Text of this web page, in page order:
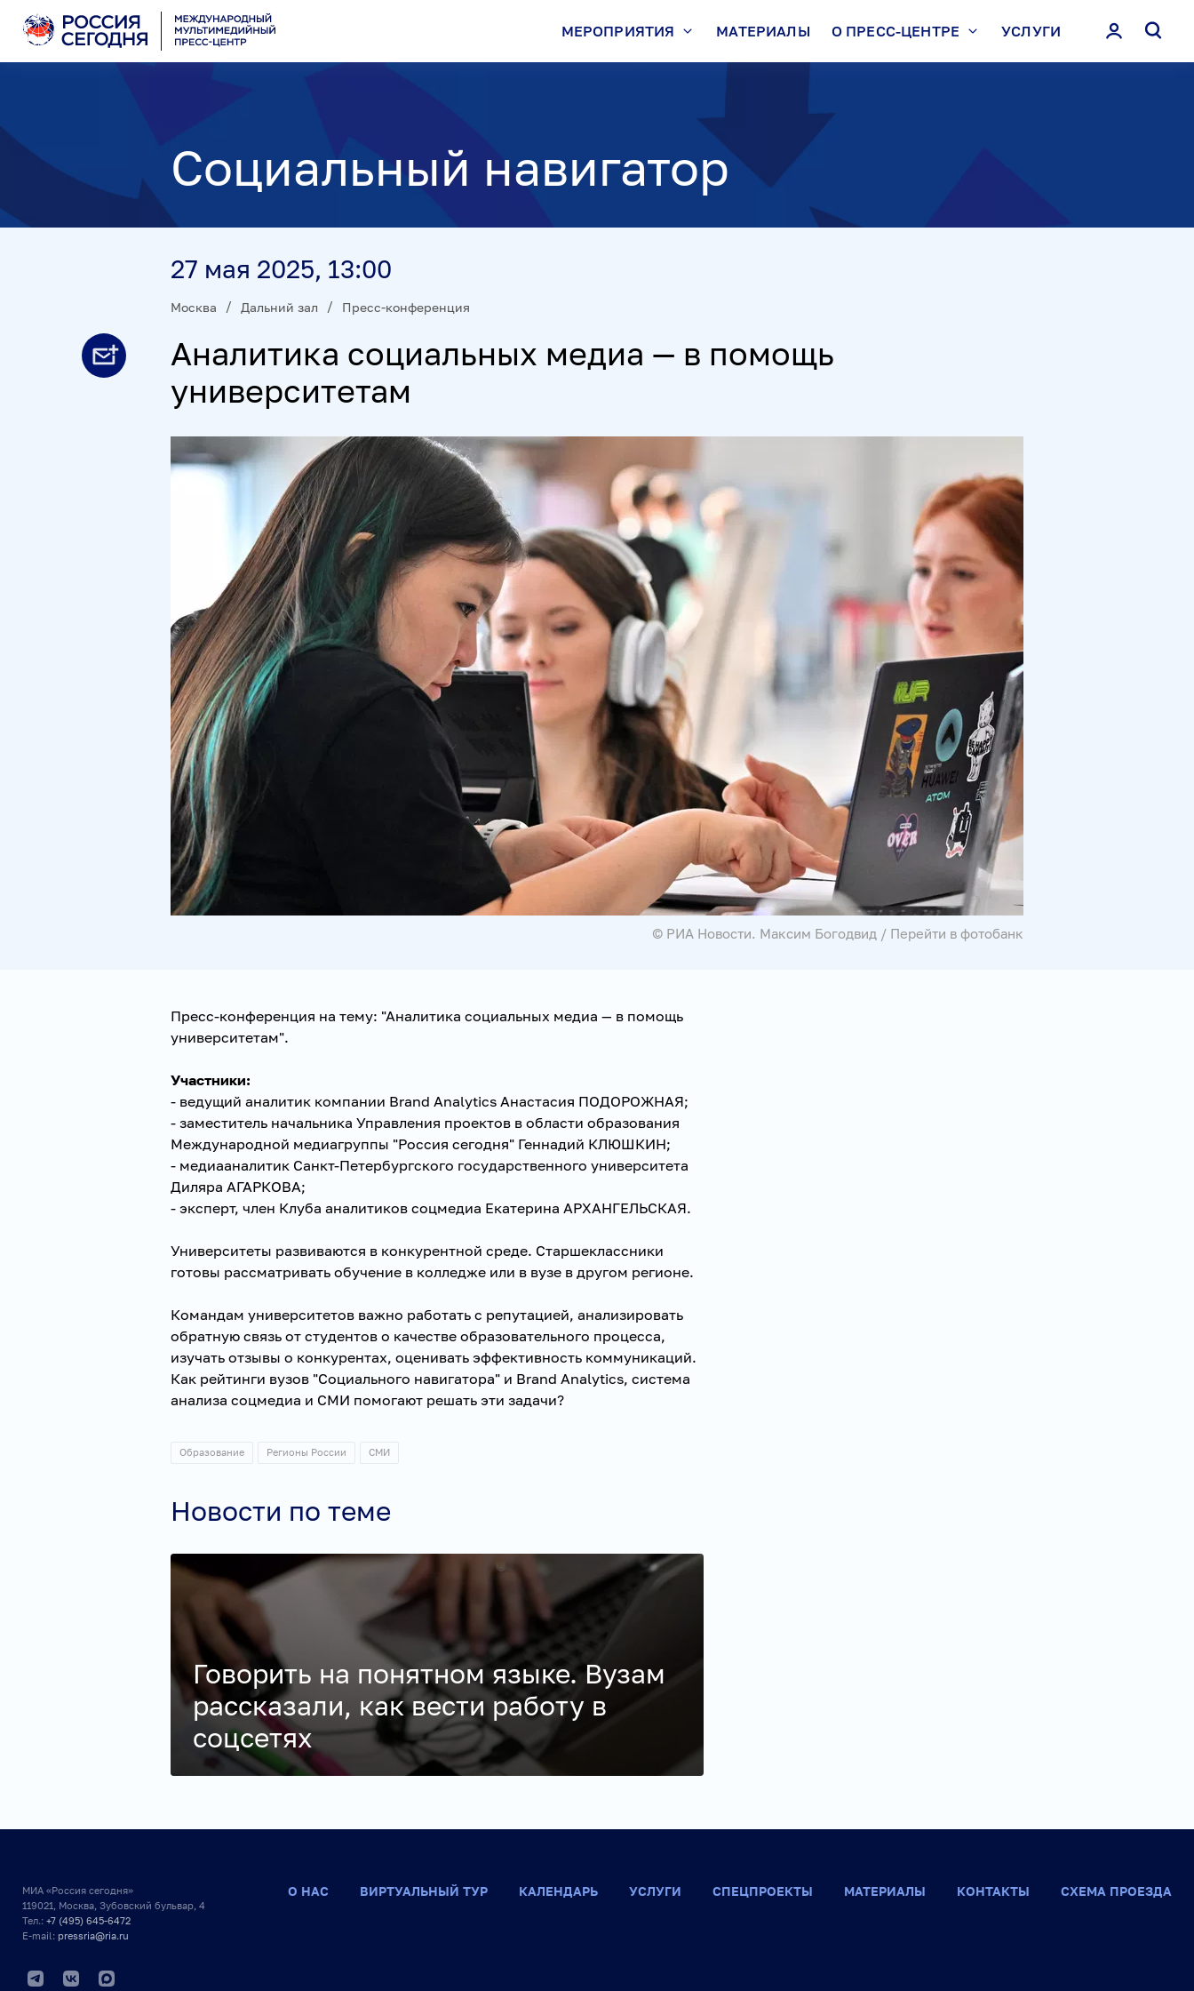
МЕРОПРИЯТИЯ МАТЕРИАЛЫ О ПРЕСС-ЦЕНТРЕ УСЛУГИ
Социальный навигатор
27 мая 2025, 13:00
Москва Дальний зал Пресс-конференция
Аналитика социальных медиа — в помощь
университетам
© РИА Новости. Максим Богодвид / Перейти в фотобанк
Пресс-конференция на тему: "Аналитика социальных медиа — в помощь
университетам".
Участники:
- ведущий аналитик компании Brand Analytics Анастасия ПОДОРОЖНАЯ;
- заместитель начальника Управления проектов в области образования
Международной медиагруппы "Россия сегодня" Геннадий КЛЮШКИН;
- медиааналитик Санкт-Петербургского государственного университета
Диляра АГАРКОВА;
- эксперт, член Клуба аналитиков соцмедиа Екатерина АРХАНГЕЛЬСКАЯ.
Университеты развиваются в конкурентной среде. Старшеклассники
готовы рассматривать обучение в колледже или в вузе в другом регионе.
Командам университетов важно работать с репутацией, анализировать
обратную связь от студентов о качестве образовательного процесса,
изучать отзывы о конкурентах, оценивать эффективность коммуникаций.
Как рейтинги вузов "Социального навигатора" и Brand Analytics, система
анализа соцмедиа и СМИ помогают решать эти задачи?
Образование Регионы России СМИ
Новости по теме
Говорить на понятном языке. Вузам
рассказали, как вести работу в
соцсетях
О НАС ВИРТУАЛЬНЫЙ ТУР КАЛЕНДАРЬ УСЛУГИ СПЕЦПРОЕКТЫ МАТЕРИАЛЫ КОНТАКТЫ СХЕМА ПРОЕЗДА
МИА «Россия сегодня»
119021, Москва, Зубовский бульвар, 4
Тел.: +7 (495) 645-6472
E-mail: pressria@ria.ru